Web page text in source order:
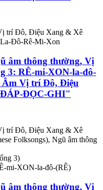
trí Đô, Điệu Xang & Xê
Đô-Rê-Mi-Xon
âm thông thường, Vị
3: RÊ-mi-XON-la-đô-
Âm Vị trí Đô, Điệu
ĐỌC-GHI"
trí Đô, Điệu Xang & Xê
Folksongs), Ngũ âm thông
3)
mi-XON-la-đô-(RÊ)
âm thông thường, Vị